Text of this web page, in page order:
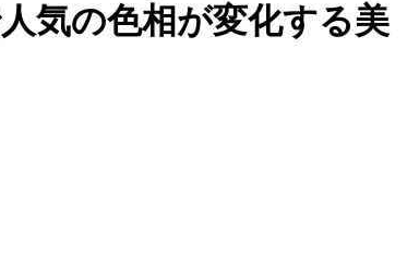
気の色相が変化する美